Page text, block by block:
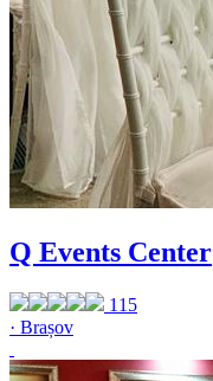
Q Events Center
115
· Brașov